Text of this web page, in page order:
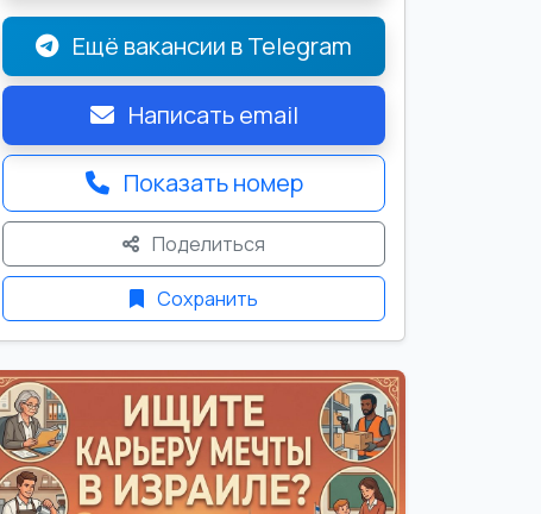
Ещё вакансии в Telegram
Написать email
Показать номер
Поделиться
Сохранить